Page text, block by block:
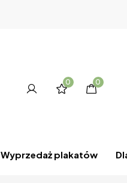
0 0
Wyprzedaż plakatów